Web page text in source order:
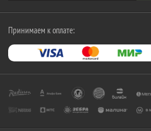
Принимаем к оплате: